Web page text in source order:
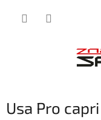
Usa Pro